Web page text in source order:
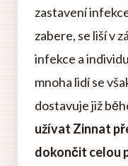
zastavení
zabere, se liší v
infekce a
mnoha lidí se
dostavuje již
užívat Zinnat
dokončit celou